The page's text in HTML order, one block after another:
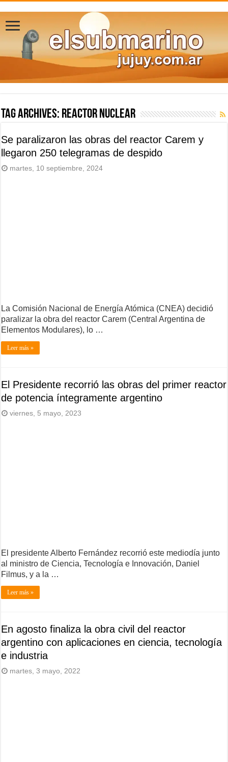
Tag Archives: reactor nuclear
Se paralizaron las obras del reactor Carem y
llegaron 250 telegramas de despido
martes, 10 septiembre, 2024
La Comisión Nacional de Energía Atómica (CNEA) decidió
paralizar la obra del reactor Carem (Central Argentina de
Elementos Modulares), lo …
Leer más »
El Presidente recorrió las obras del primer reactor
de potencia íntegramente argentino
viernes, 5 mayo, 2023
El presidente Alberto Fernández recorrió este mediodía junto
al ministro de Ciencia, Tecnología e Innovación, Daniel
Filmus, y a la …
Leer más »
En agosto finaliza la obra civil del reactor
argentino con aplicaciones en ciencia, tecnología
e industria
martes, 3 mayo, 2022